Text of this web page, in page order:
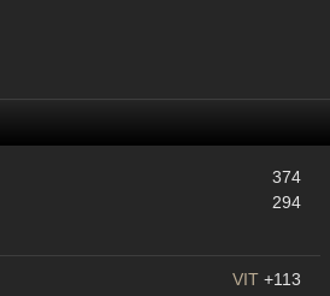
374
294
VIT +113